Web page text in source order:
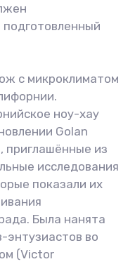
подготовленный
с микроклиматом
ноу-хау
Golan
приглашённые из
исследования
показали их
Была нанята
энтузиастов во
(Victor